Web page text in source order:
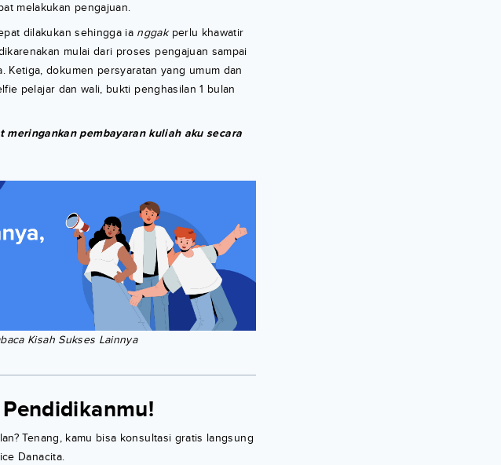
melakukan pengajuan.
dilakukan sehingga ia nggakperlu khawatir
mulai dari proses pengajuan sampai
dokumen persyaratan yang umum dan
pelajar dan wali, bukti penghasilan 1 bulan
meringankan pembayaran kuliah aku secara
Kisah Sukses Lainnya
Tenang, kamu bisa konsultasi gratis langsung
Danacita.